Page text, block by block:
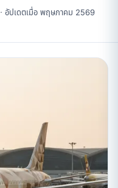
· อัปเดตเมื่อ พฤษภาคม 2569